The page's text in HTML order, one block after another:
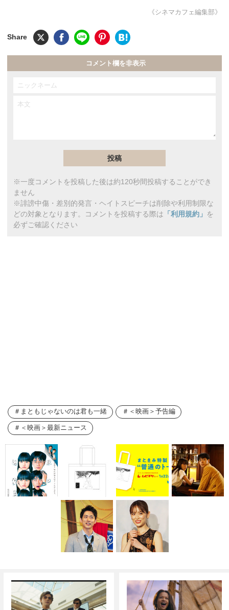
《シネマカフェ編集部》
コメント欄を非表示
※一度コメントを投稿した後は約120秒間投稿することができ
ません
※誹謗中傷・差別的発言・ヘイトスピーチは削除や利用制限な
どの対象となります。コメントを投稿する際は 「利用規約」 を
必ずご確認ください
まともじゃないのは君も一緒 ＜映画＞予告編
＜映画＞最新ニュース